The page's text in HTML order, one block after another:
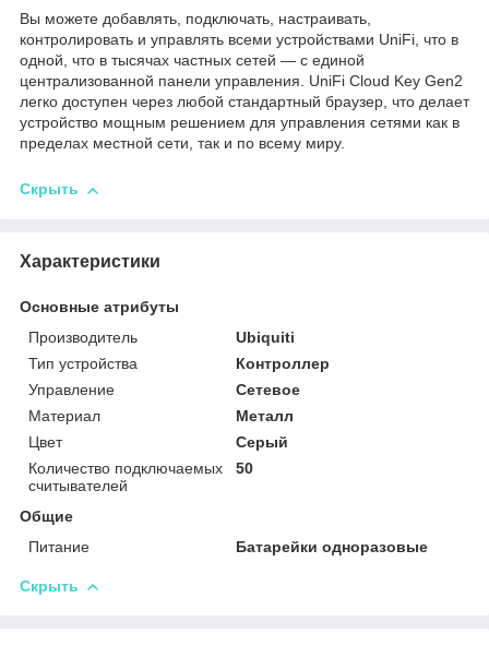
Вы можете добавлять, подключать, настраивать,
контролировать и управлять всеми устройствами UniFi, что в
одной, что в тысячах частных сетей — с единой
централизованной панели управления. UniFi Cloud Key Gen2
легко доступен через любой стандартный браузер, что делает
устройство мощным решением для управления сетями как в
пределах местной сети, так и по всему миру.
Скрыть
Характеристики
Основные атрибуты
Производитель
Ubiquiti
Тип устройства
Контроллер
Управление
Сетевое
Материал
Металл
Цвет
Серый
Количество подключаемых
считывателей
50
Общие
Питание
Батарейки одноразовые
Скрыть